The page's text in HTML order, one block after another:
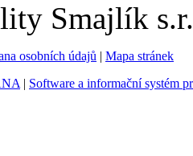
Smajlík
osobních údajů | Mapa stránek
| Software a informační systém